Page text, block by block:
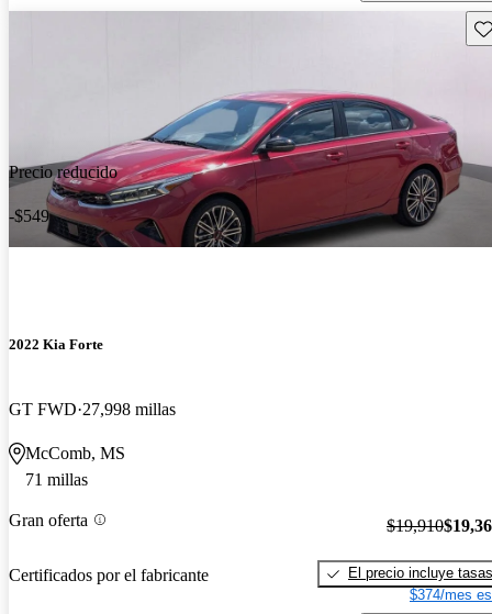
Precio reducido
-$549
2022 Kia Forte
GT FWD 27,998 millas
McComb, MS
71 millas
Gran oferta
Certificados por el fabricante
$19,910
El precio incluye tasas
$374/mes